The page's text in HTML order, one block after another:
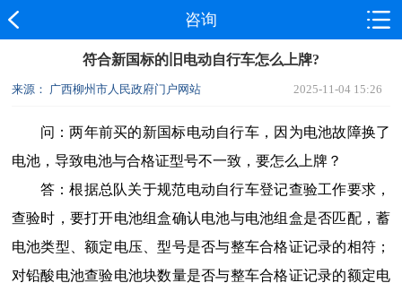
咨询
符合新国标的旧电动自行车怎么上牌?
来源： 广西柳州市人民政府门户网站 2025-11-04 15:26
问：两年前买的新国标电动自行车，因为电池故障换了
电池，导致电池与合格证型号不一致，要怎么上牌？
答：根据总队关于规范电动自行车登记查验工作要求，
查验时，要打开电池组盒确认电池与电池组盒是否匹配，蓄
电池类型、额定电压、型号是否与整车合格证记录的相符；
对铅酸电池查验电池块数量是否与整车合格证记录的额定电